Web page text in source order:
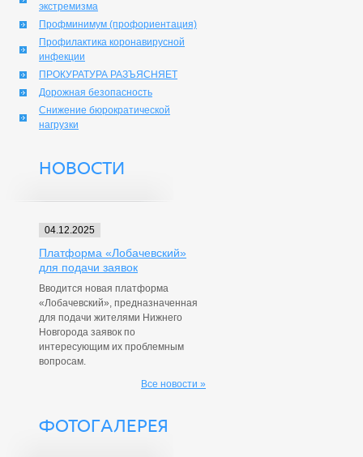
экстремизма
Профминимум (профориентация)
Профилактика коронавирусной
инфекции
ПРОКУРАТУРА РАЗЪЯСНЯЕТ
Дорожная безопасность
Снижение бюрократической
нагрузки
НОВОСТИ
04.12.2025
Платформа «Лобачевский»
для подачи заявок
Вводится новая платформа
«Лобачевский», предназначенная
для подачи жителями Нижнего
Новгорода заявок по
интересующим их проблемным
вопросам.
Все новости »
ФОТОГАЛЕРЕЯ